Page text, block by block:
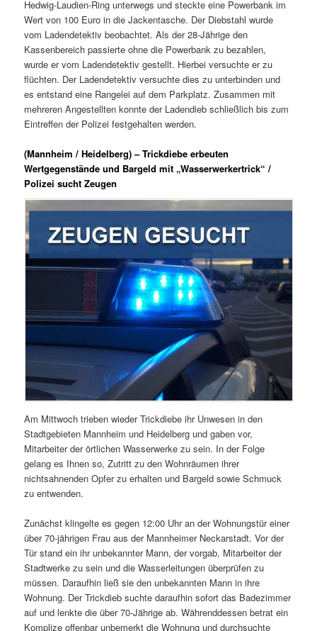
Hedwig-Laudien-Ring unterwegs und steckte eine Powerbank im
Wert von 100 Euro in die Jackentasche. Der Diebstahl wurde
vom Ladendetektiv beobachtet. Als der 28-Jährige den
Kassenbereich passierte ohne die Powerbank zu bezahlen,
wurde er vom Ladendetektiv gestellt. Hierbei versuchte er zu
flüchten. Der Ladendetektiv versuchte dies zu unterbinden und
es entstand eine Rangelei auf dem Parkplatz. Zusammen mit
mehreren Angestellten konnte der Ladendieb schließlich bis zum
Eintreffen der Polizei festgehalten werden.
(Mannheim / Heidelberg) – Trickdiebe erbeuten
Wertgegenstände und Bargeld mit „Wasserwerkertrick“ /
Polizei sucht Zeugen
Am Mittwoch trieben wieder Trickdiebe ihr Unwesen in den
Stadtgebieten Mannheim und Heidelberg und gaben vor,
Mitarbeiter der örtlichen Wasserwerke zu sein. In der Folge
gelang es Ihnen so, Zutritt zu den Wohnräumen ihrer
nichtsahnenden Opfer zu erhalten und Bargeld sowie Schmuck
zu entwenden.
Zunächst klingelte es gegen 12:00 Uhr an der Wohnungstür einer
über 70-jährigen Frau aus der Mannheimer Neckarstadt. Vor der
Tür stand ein ihr unbekannter Mann, der vorgab, Mitarbeiter der
Stadtwerke zu sein und die Wasserleitungen überprüfen zu
müssen. Daraufhin ließ sie den unbekannten Mann in ihre
Wohnung. Der Trickdieb suchte daraufhin sofort das Badezimmer
auf und lenkte die über 70-Jährige ab. Währenddessen betrat ein
Komplize offenbar unbemerkt die Wohnung und durchsuchte